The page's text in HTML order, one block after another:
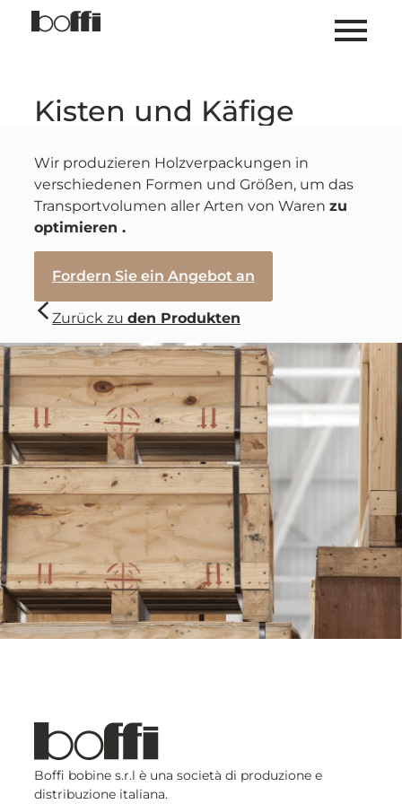
Kisten und Käfige
Wir produzieren Holzverpackungen in
verschiedenen Formen und Größen, um das
Transportvolumen aller Arten von Waren zu
optimieren .
Fordern Sie ein Angebot an
Zurück zu den Produkten
Boffi bobine s.r.l è una società di produzione e
distribuzione italiana.